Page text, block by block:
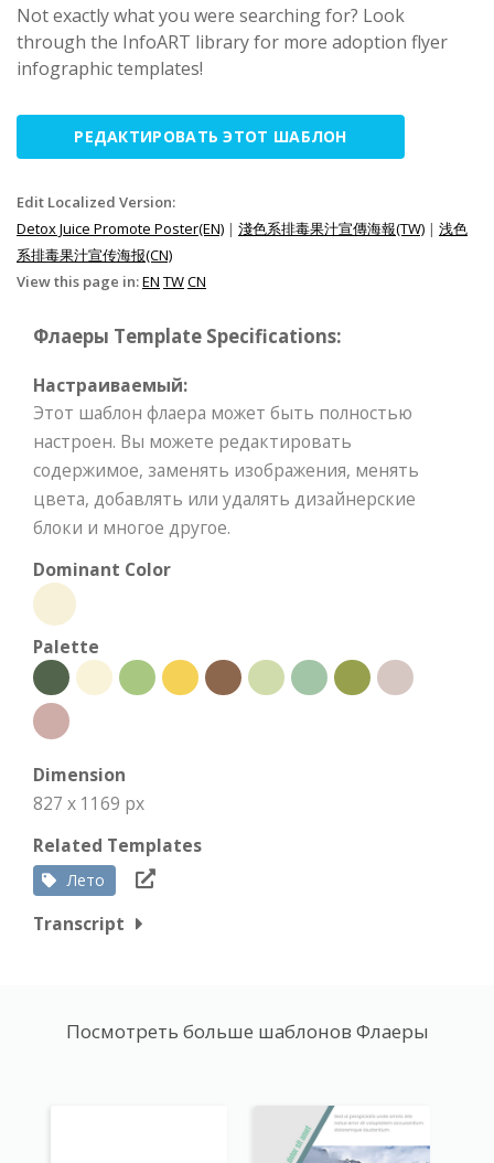
Not exactly what you were searching for? Look
through the InfoART library for more adoption flyer
infographic templates!
РЕДАКТИРОВАТЬ ЭТОТ ШАБЛОН
Edit Localized Version:
Detox Juice Promote Poster(EN) | 淺色系排毒果汁宣傳海報(TW) | 浅色
系排毒果汁宣传海报(CN)
View this page in:EN TWCN
Флаеры Template Specifications:
Настраиваемый:
Этот шаблон флаера может быть полностью
настроен. Вы можете редактировать
содержимое, заменять изображения, менять
цвета, добавлять или удалять дизайнерские
блоки и многое другое.
Dominant Color
Palette
Dimension
827 x 1169 px
Related Templates
Лето
Transcript
Посмотреть больше шаблонов Флаеры